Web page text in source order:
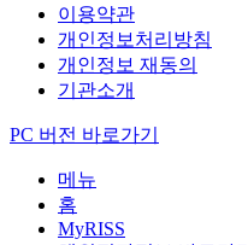
이용약관
개인정보처리방침
개인정보 재동의
기관소개
PC 버전 바로가기
메뉴
홈
MyRISS